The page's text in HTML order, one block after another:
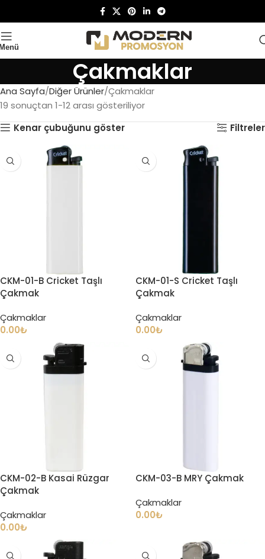
Çakmaklar
Ana Sayfa Diğer Ürünler Çakmaklar
19 sonuçtan 1-12 arası gösteriliyor
Kenar çubuğunu göster
Filtreler
CKM-01-B Cricket Taşlı
Çakmak
Çakmaklar
0.00₺
CKM-01-S Cricket Taşlı
Çakmak
Çakmaklar
0.00₺
CKM-02-B Kasai Rüzgar
Çakmak
Çakmaklar
0.00₺
CKM-03-B MRY Çakmak
Çakmaklar
0.00₺